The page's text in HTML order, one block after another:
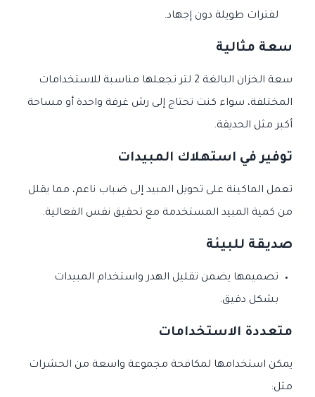
لفترات طويلة دون إجهاد.
سعة مثالية
سعة الخزان البالغة 2 لتر تجعلها مناسبة للاستخدامات
المختلفة، سواء كنت تحتاج إلى رش غرفة واحدة أو مساحة
أكبر مثل الحديقة.
توفير في استهلاك المبيدات
تعمل الماكينة على تحويل المبيد إلى ضباب ناعم، مما يقلل
من كمية المبيد المستخدمة مع تحقيق نفس الفعالية.
صديقة للبيئة
تصميمها يضمن تقليل الهدر واستخدام المبيدات
بشكل دقيق.
متعددة الاستخدامات
يمكن استخدامها لمكافحة مجموعة واسعة من الحشرات
مثل: